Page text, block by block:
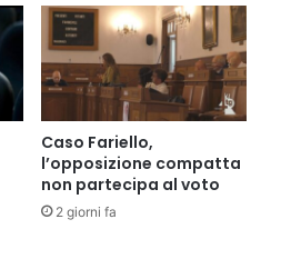
Caso Fariello,
l’opposizione compatta
non partecipa al voto
2 giorni fa